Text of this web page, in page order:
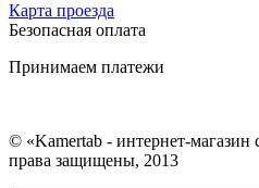
Карта проезда
Безопасная оплата
Принимаем платежи
© «Kamertab - интернет-магазин
права защищены, 2013